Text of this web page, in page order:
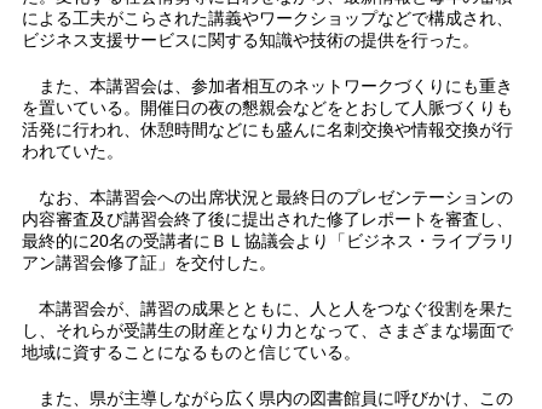
による工夫がこらされた講義やワークショップなどで構成され、
ビジネス支援サービスに関する知識や技術の提供を行った。
また、本講習会は、参加者相互のネットワークづくりにも重き
を置いている。開催日の夜の懇親会などをとおして人脈づくりも
活発に行われ、休憩時間などにも盛んに名刺交換や情報交換が行
われていた。
なお、本講習会への出席状況と最終日のプレゼンテーションの
内容審査及び講習会終了後に提出された修了レポートを審査し、
最終的に20名の受講者にＢＬ協議会より「ビジネス・ライブラリ
アン講習会修了証」を交付した。
本講習会が、講習の成果とともに、人と人をつなぐ役割を果た
し、それらが受講生の財産となり力となって、さまざまな場面で
地域に資することになるものと信じている。
また、県が主導しながら広く県内の図書館員に呼びかけ、この